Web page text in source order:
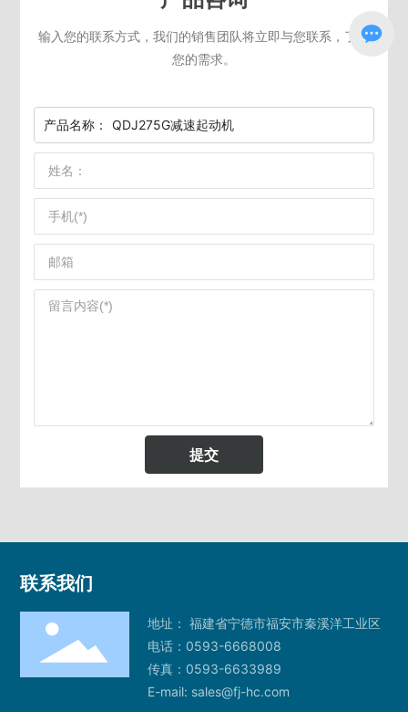
输入您的联系方式，我们的销售团队将立即与您联系，了解
您的需求。
产品名称： QDJ275G减速起动机
提交
联系我们
地址： 福建省宁德市福安市秦溪洋工业区
电话： 0593-6668008
传真：0593-6633989
E-mail: sales@fj-hc.com